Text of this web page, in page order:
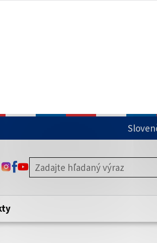
Zabezpečená stránka vždy
webového sídla.
ODKAZ SA OTVORÍ NA NOVEJ KARTE
ODKAZ SA OTVORÍ NA NOVEJ KARTE
ODKAZ SA OTVORÍ NA NOVEJ KARTE